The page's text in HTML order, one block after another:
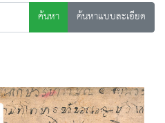
ค้นหา
ค้นหาแบบละเอียด